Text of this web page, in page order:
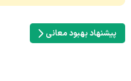
پیشنهاد بهبود معانی